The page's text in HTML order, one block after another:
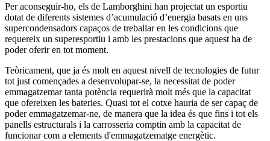
Per aconseguir-ho, els de Lamborghini han projectat un esportiu
dotat de diferents sistemes d’acumulació d’energia basats en uns
supercondensadors capaços de treballar en les condicions que
requereix un superesportiu i amb les prestacions que aquest ha de
poder oferir en tot moment.
Teòricament, que ja és molt en aquest nivell de tecnologies de futur
tot just començades a desenvolupar-se, la necessitat de poder
emmagatzemar tanta potència requerirà molt més que la capacitat
que ofereixen les bateries. Quasi tot el cotxe hauria de ser capaç de
poder emmagatzemar-ne, de manera que la idea és que fins i tot els
panells estructurals i la carrosseria comptin amb la capacitat de
funcionar com a elements d'emmagatzematge energètic.